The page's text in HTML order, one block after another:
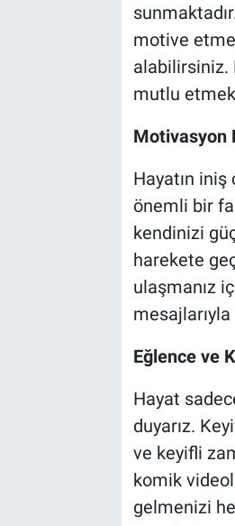
motive
alabilirsiniz.
mutlu
Motivasyon
Hayatın iniş
önemli bir
kendinizi
harekete
ulaşmanız
Eğlence ve
Hayat
duyarız.
ve keyifli
komik
gelmenizi